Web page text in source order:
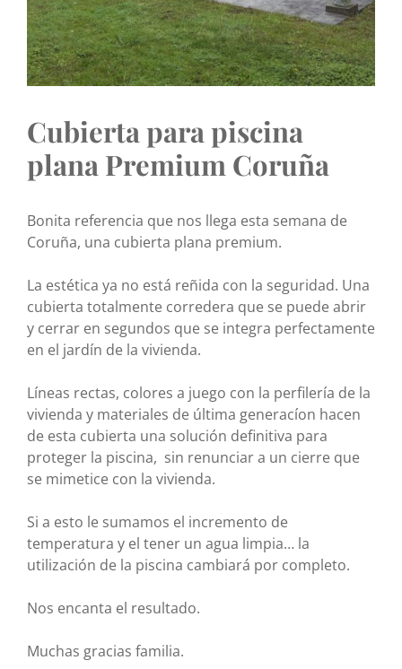
Cubierta para piscina
plana Premium Coruña
Bonita referencia que nos llega esta semana de
Coruña, una cubierta plana premium.
La estética ya no está reñida con la seguridad. Una
cubierta totalmente corredera que se puede abrir
y cerrar en segundos que se integra perfectamente
en el jardín de la vivienda.
Líneas rectas, colores a juego con la perfilería de la
vivienda y materiales de última generacíon hacen
de esta cubierta una solución definitiva para
proteger la piscina, sin renunciar a un cierre que
se mimetice con la vivienda.
Si a esto le sumamos el incremento de
temperatura y el tener un agua limpia… la
utilización de la piscina cambiará por completo.
Nos encanta el resultado.
Muchas gracias familia.